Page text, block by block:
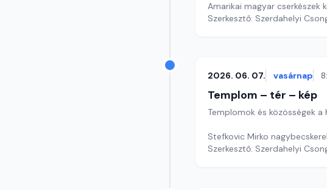
Amarikai magyar cserkészek
Szerkesztő: Szerdahelyi
2026. 06. 07. vasárnap
Templom – tér – kép
Templomok és közösségek
Stefkovic Mirko
Szerkesztő: Szerdahelyi